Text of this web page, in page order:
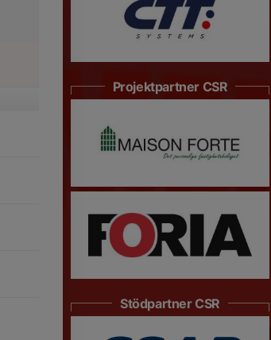
Projektpartner CSR
Stödpartner CSR